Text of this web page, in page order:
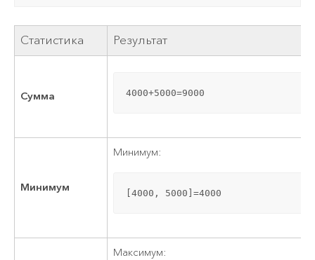
Статистика Результат
Сумма 4000+5000=9000
Минимум
Минимум:
[4000, 5000]=4000
Максимум: